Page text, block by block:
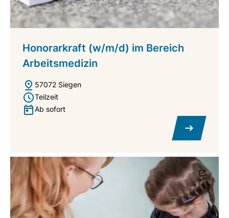
Honorarkraft (w/m/d) im Bereich
Arbeitsmedizin
57072 Siegen
Teilzeit
Ab sofort